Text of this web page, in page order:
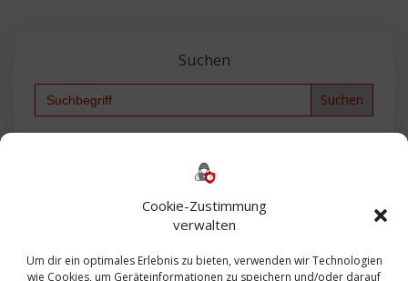
Cookie-Zustimmung
verwalten
Um dir ein optimales Erlebnis zu bieten, verwenden wir Technologien
wie Cookies, um Geräteinformationen zu speichern und/oder darauf
Suchen
Search
Bautagebuch
Exchange firewall Fritzbox
Microsoft
Sanierung SBS Security Server Sicherheit